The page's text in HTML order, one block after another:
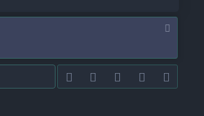
FacebookTwitter youtubeBize ulaşın